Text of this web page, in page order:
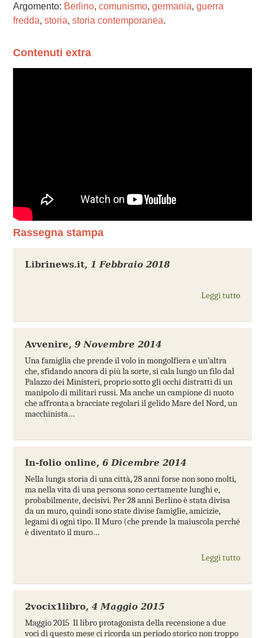
Argomento: Berlino, comunismo, germania, guerra
fredda, storia, storia contemporanea.
Contenuti extra
Rassegna stampa
Librinews.it, 1 Febbraio 2018
Leggi tutto
Avvenire, 9 Novembre 2014
Una famiglia che prende il volo in mongolfiera e un’altra
che, sfidando ancora di più la sorte, si cala lungo un filo dal
Palazzo dei Ministeri, proprio sotto gli occhi distratti di un
manipolo di militari russi. Ma anche un campione di nuoto
che affronta a bracciate regolari il gelido Mare del Nord, un
macchinista…
In-folio online, 6 Dicembre 2014
Nella lunga storia di una città, 28 anni forse non sono molti,
ma nella vita di una persona sono certamente lunghi e,
probabilmente, decisivi. Per 28 anni Berlino è stata divisa
da un muro, quindi sono state divise famiglie, amicizie,
legami di ogni tipo. Il Muro (che prende la maiuscola perché
è diventato il muro…
Leggi tutto
2vocix1libro, 4 Maggio 2015
Maggio 2015 Il libro protagonista della recensione a due
voci di questo mese ci ricorda un periodo storico non troppo